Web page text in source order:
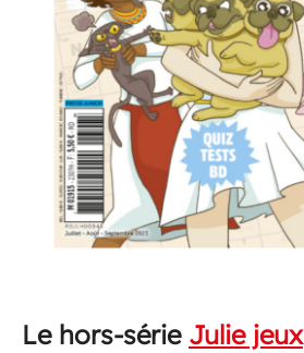
Le hors-série Julie jeux